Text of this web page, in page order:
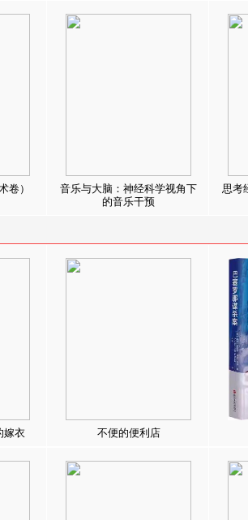
卷）
音乐与大脑：神经科学视角下
的音乐干预
思考
嫁衣 不便的便利店